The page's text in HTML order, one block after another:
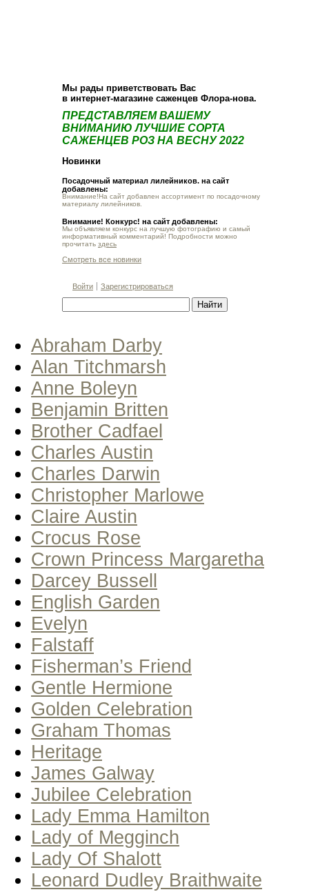
Мы рады приветствовать Вас
в интернет-магазине саженцев Флора-нова.
ПРЕДСТАВЛЯЕМ ВАШЕМУ
ВНИМАНИЮ ЛУЧШИЕ СОРТА
САЖЕНЦЕВ РОЗ НА ВЕСНУ 2022
Новинки
Посадочный материал лилейников. на сайт
добавлены:
Внимание!На сайт добавлен ассортимент по посадочному
материалу лилейников.
Внимание! Конкурс! на сайт добавлены:
Мы объявляем конкурс на лучшую фотографию и самый
информативный комментарий! Подробности можно
прочитать здесь
Смотреть все новинки
Войти Зарегистрироваться
Abraham Darby
Alan Titchmarsh
Anne Boleyn
Benjamin Britten
Brother Cadfael
Charles Austin
Charles Darwin
Christopher Marlowe
Claire Austin
Crocus Rose
Crown Princess Margaretha
Darcey Bussell
English Garden
Evelyn
Falstaff
Fisherman’s Friend
Gentle Hermione
Golden Celebration
Graham Thomas
Heritage
James Galway
Jubilee Celebration
Lady Emma Hamilton
Lady of Megginch
Lady Of Shalott
Leonard Dudley Braithwaite